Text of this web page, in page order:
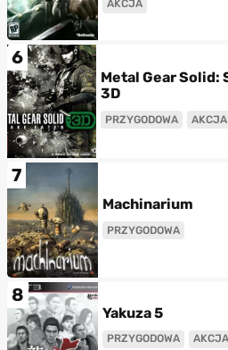
AKCJA
6
Metal Gear Solid:
3D
PRZYGODOWA AKCJA
7
Machinarium
PRZYGODOWA
8
Yakuza 5
PRZYGODOWA AKCJA